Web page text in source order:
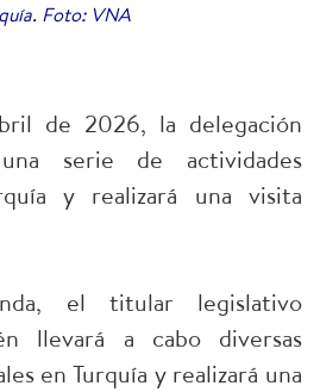
Foto: VNA
de 2026, la delegación
serie de actividades
y realizará una visita
el titular legislativo
llevará a cabo diversas
en Turquía y realizará una